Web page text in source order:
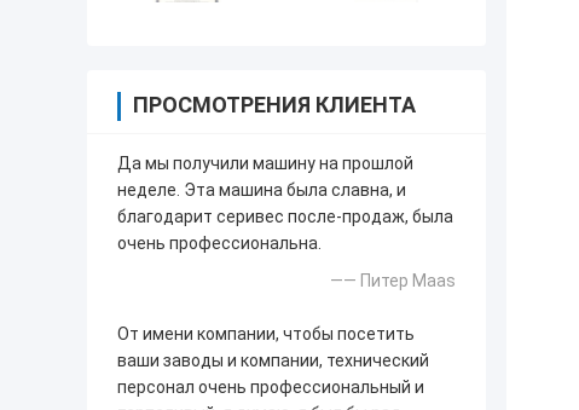
ПРОСМОТРЕНИЯ КЛИЕНТА
Да мы получили машину на прошлой
неделе. Эта машина была славна, и
благодарит серивес после-продаж, была
очень профессиональна.
—— Питер Maas
От имени компании, чтобы посетить
ваши заводы и компании, технический
персонал очень профессиональный и